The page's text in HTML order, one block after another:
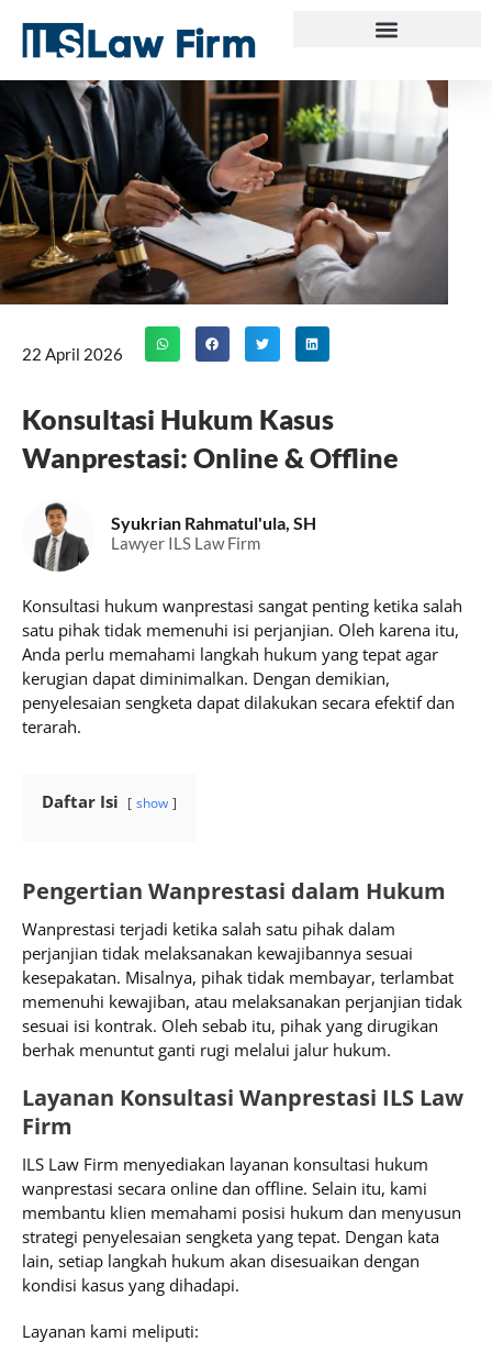
content
22 April 2026
Konsultasi Hukum Kasus
Wanprestasi: Online & Offline
Syukrian Rahmatul'ula, SH
Lawyer ILS Law Firm
Konsultasi hukum wanprestasi sangat penting ketika salah
satu pihak tidak memenuhi isi perjanjian. Oleh karena itu,
Anda perlu memahami langkah hukum yang tepat agar
kerugian dapat diminimalkan. Dengan demikian,
penyelesaian sengketa dapat dilakukan secara efektif dan
terarah.
Daftar Isi show
Pengertian Wanprestasi dalam Hukum
Wanprestasi terjadi ketika salah satu pihak dalam
perjanjian tidak melaksanakan kewajibannya sesuai
kesepakatan. Misalnya, pihak tidak membayar, terlambat
memenuhi kewajiban, atau melaksanakan perjanjian tidak
sesuai isi kontrak. Oleh sebab itu, pihak yang dirugikan
berhak menuntut ganti rugi melalui jalur hukum.
Layanan Konsultasi Wanprestasi ILS Law
Firm
ILS Law Firm menyediakan layanan konsultasi hukum
wanprestasi secara online dan offline. Selain itu, kami
membantu klien memahami posisi hukum dan menyusun
strategi penyelesaian sengketa yang tepat. Dengan kata
lain, setiap langkah hukum akan disesuaikan dengan
kondisi kasus yang dihadapi.
Layanan kami meliputi: